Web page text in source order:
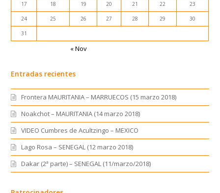
17 18 19 20 21 22 23
24 25 26 27 28 29 30
31
« Nov
Entradas recientes
Frontera MAURITANIA – MARRUECOS (15 marzo 2018)
Noakchot – MAURITANIA (14 marzo 2018)
VIDEO Cumbres de Acultzingo – MEXICO
Lago Rosa – SENEGAL (12 marzo 2018)
Dakar (2ª parte) – SENEGAL (11/marzo/2018)